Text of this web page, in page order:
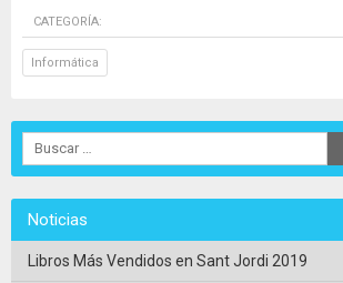
CATEGORÍA:
Informática
Noticias
Libros Más Vendidos en Sant Jordi 2019